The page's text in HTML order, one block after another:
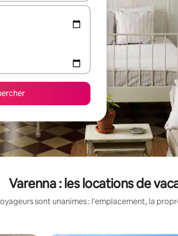
Varenna : les locations de
sont unanimes : l'emplacement, la